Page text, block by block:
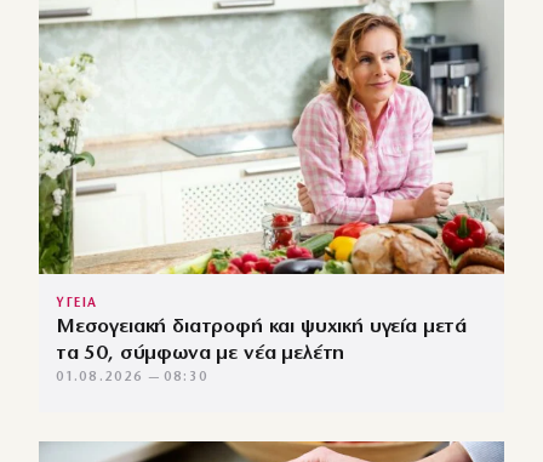
ΥΓΕΙΑ
Μεσογειακή διατροφή και ψυχική υγεία μετά
τα 50, σύμφωνα με νέα μελέτη
01.08.2026 — 08:30